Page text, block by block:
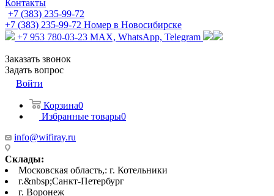
Контакты
+7 (383) 235-99-72
+7 (383) 235-99-72 Номер в Новосибирске
+7 953 780-03-23 MAX, WhatsApp, Telegram
Заказать звонок
Задать вопрос
Войти
Корзина0
Избранные товары0
info@wifiray.ru
Склады:
Московская область,: г. Котельники
г.&nbsp;Санкт-Петербург
г. Воронеж